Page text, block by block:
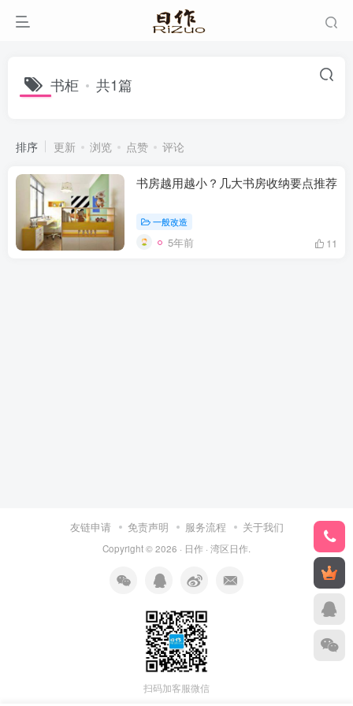
书柜 共1篇
排序 更新 浏览 点赞 评论
书房越用越小？几大书房收纳要点推荐
一般改造
5年前 11
友链申请 免责声明 服务流程 关于我们
Copyright © 2026 · 日作 · 湾区日作
扫码加客服微信